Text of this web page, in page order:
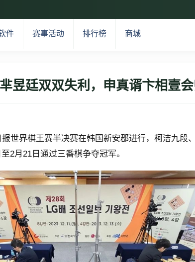
件 赛事活动 排行榜 商城
昱廷双双失利，申真谞卞相壹
世界棋王赛半决赛在韩国新安郡进行，柯洁九段
2月21日通过三番棋争夺冠军。